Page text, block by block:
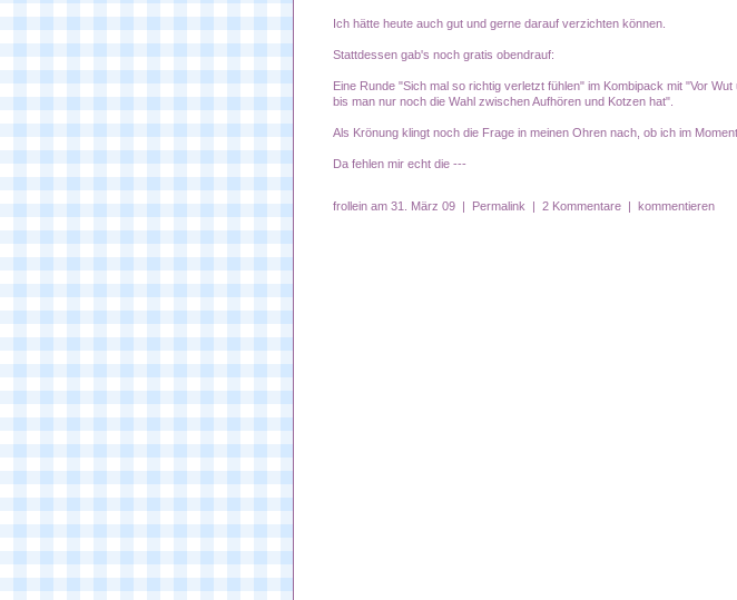
Ich hätte heute auch gut und gerne darauf verzichten können.
Stattdessen gab's noch gratis obendrauf:
Eine Runde "Sich mal so richtig verletzt fühlen" im Kombipack mit "Vor Wut
bis man nur noch die Wahl zwischen Aufhören und Kotzen hat".
Als Krönung klingt noch die Frage in meinen Ohren nach, ob ich im
Da fehlen mir echt die ---
frollein am 31. März 09 | Permalink | 2 Kommentare | kommentieren